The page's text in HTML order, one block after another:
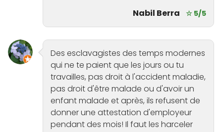
Nabil Berra
☆ 5/5
Des esclavagistes des temps modernes
qui ne te paient que les jours ou tu
travailles, pas droit à l'accident maladie,
pas droit d'être malade ou d'avoir un
enfant malade et après, ils refusent de
donner une attestation d'employeur
pendant des mois! Il faut les harceler